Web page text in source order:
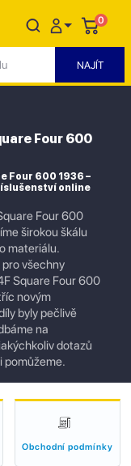
0
Four 600
Four 600 1936 –
online
Four 600
širokou škálu
materiálu.
všechny
Square Four 600
novým
byly pečlivě
na
dotazů
pomůžeme.
Obchodní podmínky